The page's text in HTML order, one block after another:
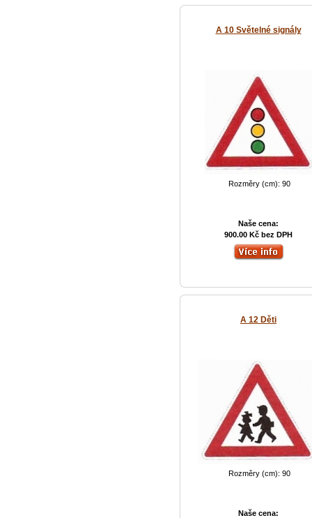
A 10 Světelné signály
Rozměry (cm): 90
Naše cena:
900.00 Kč bez DPH
A 12 Děti
Rozměry (cm): 90
Naše cena: